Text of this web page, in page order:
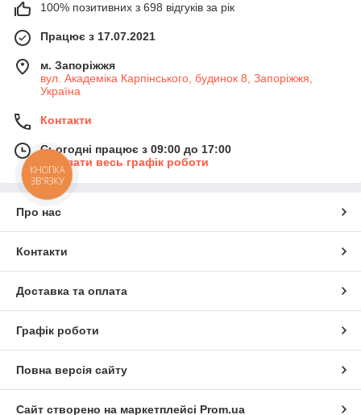
100% позитивних з 698 відгуків за рік
Працює з 17.07.2021
м. Запоріжжя
вул. Академіка Карпінського, будинок 8, Запоріжжя,
Україна
Контакти
Сьогодні працює з 09:00 до 17:00
Показати весь графік роботи
Про нас
Контакти
Доставка та оплата
Графік роботи
Повна версія сайту
Сайт створено на маркетплейсі Prom.ua
КНОПКА
ЗВ'ЯЗКУ